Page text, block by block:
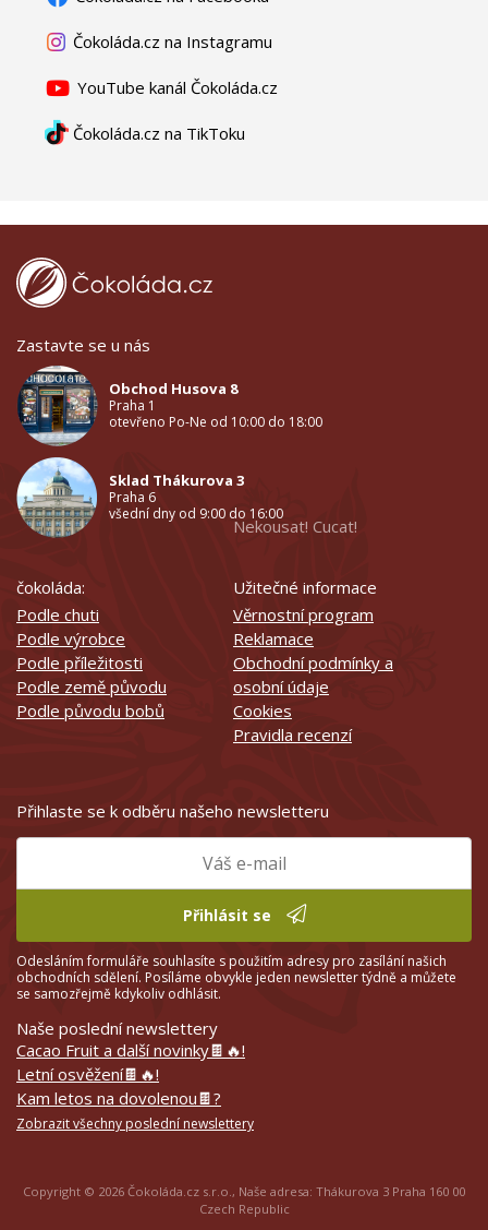
Čokoláda.cz na Instagramu
YouTube kanál Čokoláda.cz
Čokoláda.cz na TikToku
Zastavte se u nás
Obchod Husova 8
Praha 1
otevřeno Po-Ne od 10:00 do 18:00
Sklad Thákurova 3
Praha 6
všední dny od 9:00 do 16:00
čokoláda:
Podle chuti
Podle výrobce
Podle příležitosti
Podle země původu
Podle původu bobů
Nekousat! Cucat!
Užitečné informace
Věrnostní program
Reklamace
Obchodní podmínky a
osobní údaje
Cookies
Pravidla recenzí
Přihlaste se k odběru našeho newsletteru
Přihlásit se
Odesláním formuláře souhlasíte s použitím adresy pro zasílání našich
obchodních sdělení. Posíláme obvykle jeden newsletter týdně a můžete
se samozřejmě kdykoliv odhlásit.
Naše poslední newslettery
Cacao Fruit a další novinky🍫🔥!
Letní osvěžení🍫🔥!
Kam letos na dovolenou🍫?
Zobrazit všechny poslední newslettery
Copyright © 2026 Čokoláda.cz s.r.o., Naše adresa: Thákurova 3 Praha 160 00
Czech Republic